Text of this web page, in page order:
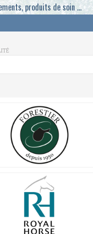
produits de soin ...